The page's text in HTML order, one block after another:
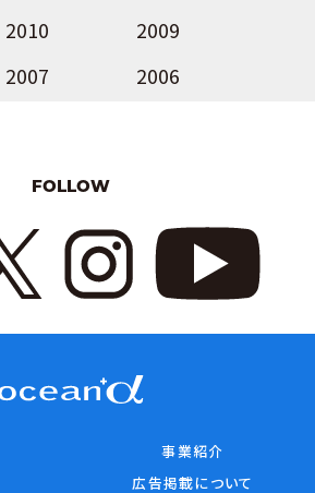
2010
2009
2007 2006
FOLLOW
事業紹介
広告掲載について